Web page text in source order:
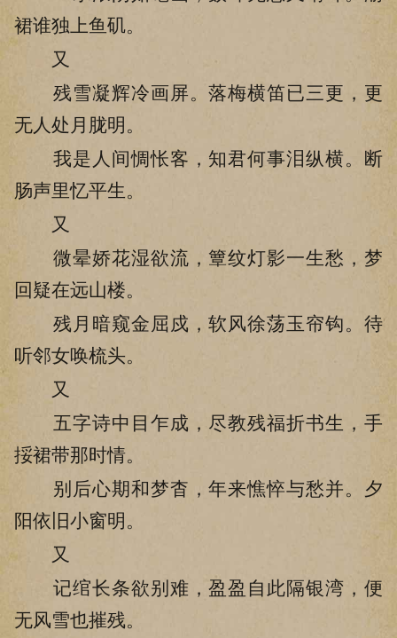
裙谁独上鱼矶。
又
残雪凝辉冷画屏。落梅横笛已三更，更
无人处月胧明。
我是人间惆怅客，知君何事泪纵横。断
肠声里忆平生。
又
微晕娇花湿欲流，簟纹灯影一生愁，梦
回疑在远山楼。
残月暗窥金屈戍，软风徐荡玉帘钩。待
听邻女唤梳头。
又
五字诗中目乍成，尽教残福折书生，手
挼裙带那时情。
别后心期和梦杳，年来憔悴与愁并。夕
阳依旧小窗明。
又
记绾长条欲别难，盈盈自此隔银湾，便
无风雪也摧残。